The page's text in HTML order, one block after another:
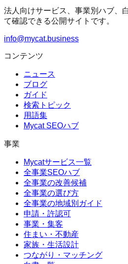
法人向けサービス、事業別ハブ、
て確認できる公開サイトです。
info@mycat.business
コンテンツ
ニュース
ブログ
ガイド
検索トピック
用語集
Mycat SEOハブ
事業
Mycatサービス一覧
全事業SEOハブ
全事業の改善候補
全事業の選び方
全事業の地域別ガイド
申請・許認可
事業・集客
住まい・不動産
家族・生活設計
つながり・マッチング